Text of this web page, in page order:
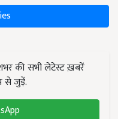
की सभी लेटेस्ट ख़बरें
से जुड़ें.